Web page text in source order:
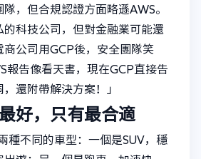
，但合規認證方面略遜AWS。
的科技公司，但對金融業可能還
商公司用GCP後，安全團隊笑
報告像看天書，現在GCP直接告
還附帶解決方案！」
好，只有最合適
種不同的車型：一個是SUV，穩